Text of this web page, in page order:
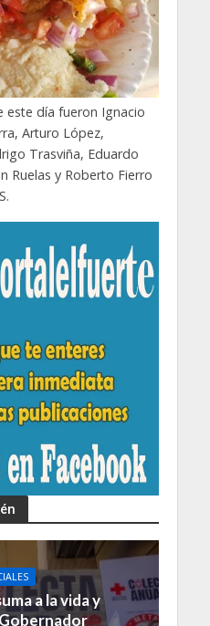
este día fueron Ignacio
Arturo López,
Trasviña, Eduardo
Ruelas y Roberto Fierro
a la vida y
Gobernador